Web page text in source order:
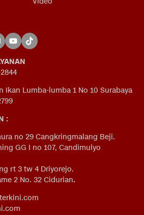
Ikan Lumba-lumba 1 No 10 Surabaya
:
no 29 Cangkringmalang Beji.
GG I no 107, Candimulyo
rt 3 tw 4 Driyorejo.
2 No. 32 Cidurian.